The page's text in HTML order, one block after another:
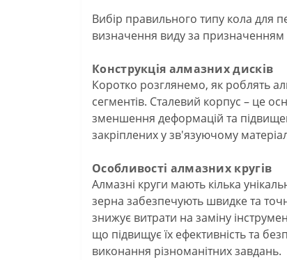
Вибір правильного типу кола для
визначення виду за призначенням
Конструкція алмазних дисків
Коротко розглянемо, як роблять
сегментів. Сталевий корпус – це
зменшення деформацій та
закріплених у зв'язуючому
Особливості алмазних кругів
Алмазні круги мають кілька
зерна забезпечують швидке та
знижує витрати на заміну
що підвищує їх ефективність та
виконання різноманітних завдань.